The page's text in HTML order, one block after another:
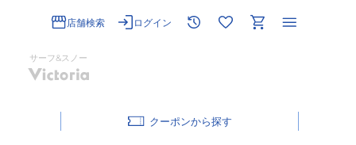
店舗検索 ログイン
サーフ&スノー
クーポン